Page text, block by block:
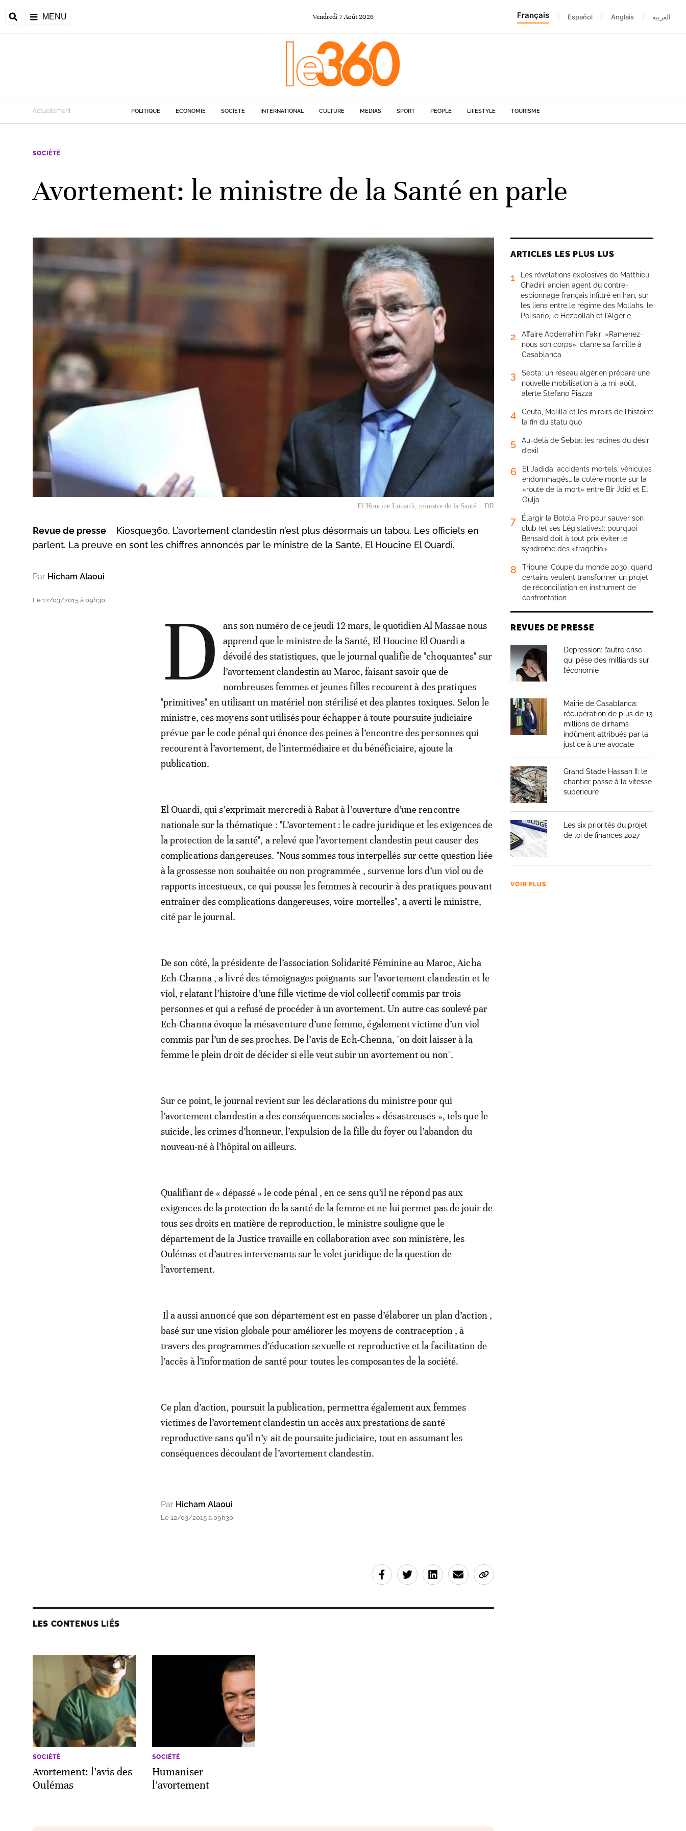
MENU Vendredi 7Août 2026 Français Español Anglais العربية
Actuellement POLITIQUE ECONOMIE SOCIÉTÉ INTERNATIONAL CULTURE MÉDIAS SPORT PEOPLE LIFESTYLE TOURISME
SOCIÉTÉ
Avortement: le ministre de la Santé en parle
El Houcine Louardi, ministre de la Santé. . DR
Revue de presse
Kiosque360. L’avortement clandestin n’est plus désormais un tabou. Les officiels en
parlent. La preuve en sont les chiffres annoncés par le ministre de la Santé, El Houcine El Ouardi.
Par Hicham Alaoui
Le 12/03/2015 à 09h30 D
ans son numéro de ce jeudi 12 mars, le quotidien Al Massae nous
apprend que le ministre de la Santé, El Houcine El Ouardi a
dévoilé des statistiques, que le journal qualifie de "choquantes" sur
l’avortement clandestin au Maroc, faisant savoir que de
nombreuses femmes et jeunes filles recourent à des pratiques
"primitives" en utilisant un matériel non stérilisé et des plantes toxiques. Selon le
ministre, ces moyens sont utilisés pour échapper à toute poursuite judiciaire
prévue par le code pénal qui énonce des peines à l’encontre des personnes qui
recourent à l’avortement, de l’intermédiaire et du bénéficiaire, ajoute la
publication.
El Ouardi, qui s’exprimait mercredi à Rabat à l’ouverture d’une rencontre
nationale sur la thématique : "L’avortement : le cadre juridique et les exigences de
la protection de la santé", a relevé que l’avortement clandestin peut causer des
complications dangereuses. "Nous sommes tous interpellés sur cette question liée
à la grossesse non souhaitée ou non programmée , survenue lors d’un viol ou de
rapports incestueux, ce qui pousse les femmes à recourir à des pratiques pouvant
entraîner des complications dangereuses, voire mortelles", a averti le ministre,
cité par le journal.
De son côté, la présidente de l’association Solidarité Féminine au Maroc, Aicha
Ech-Channa , a livré des témoignages poignants sur l’avortement clandestin et le
viol, relatant l’histoire d’une fille victime de viol collectif commis par trois
personnes et qui a refusé de procéder à un avortement. Un autre cas soulevé par
Ech-Channa évoque la mésaventure d’une femme, également victime d’un viol
commis par l’un de ses proches. De l’avis de Ech-Chenna, "on doit laisser à la
femme le plein droit de décider si elle veut subir un avortement ou non".
Sur ce point, le journal revient sur les déclarations du ministre pour qui
l’avortement clandestin a des conséquences sociales « désastreuses », tels que le
suicide, les crimes d’honneur, l’expulsion de la fille du foyer ou l’abandon du
nouveau-né à l’hôpital ou ailleurs.
Qualifiant de « dépassé » le code pénal , en ce sens qu’il ne répond pas aux
exigences de la protection de la santé de la femme et ne lui permet pas de jouir de
tous ses droits en matière de reproduction, le ministre souligne que le
département de la Justice travaille en collaboration avec son ministère, les
Oulémas et d’autres intervenants sur le volet juridique de la question de
l’avortement.
Il a aussi annoncé que son département est en passe d’élaborer un plan d’action ,
basé sur une vision globale pour améliorer les moyens de contraception , à
travers des programmes d’éducation sexuelle et reproductive et la facilitation de
l’accès à l’information de santé pour toutes les composantes de la société.
Ce plan d’action, poursuit la publication, permettra également aux femmes
victimes de l’avortement clandestin un accès aux prestations de santé
reproductive sans qu’il n’y ait de poursuite judiciaire, tout en assumant les
conséquences découlant de l’avortement clandestin.
Par Hicham Alaoui
Le 12/03/2015 à 09h30
LES CONTENUS LIÉS
SOCIÉTÉ
Avortement: l’avis des
Oulémas
SOCIÉTÉ
Humaniser
l’avortement
ARTICLES LES PLUS LUS
1
Les révélations explosives de Matthieu
Ghadiri, ancien agent du contre-
espionnage français infiltré en Iran, sur
les liens entre le régime des Mollahs, le
Polisario, le Hezbollah et l’Algérie
2
Affaire Abderrahim Fakir: «Ramenez-
nous son corps», clame sa famille à
Casablanca
3
Sebta: un réseau algérien prépare une
nouvelle mobilisation à la mi-août,
alerte Stefano Piazza
4
Ceuta, Melilla et les miroirs de l’histoire:
la fin du statu quo
5
Au-delà de Sebta: les racines du désir
d’exil
6
El Jadida: accidents mortels, véhicules
endommagés… la colère monte sur la
«route de la mort» entre Bir Jdid et El
Oulja
7
Élargir la Botola Pro pour sauver son
club (et ses Législatives): pourquoi
Bensaïd doit à tout prix éviter le
syndrome des «fraqchia»
8
Tribune. Coupe du monde 2030: quand
certains veulent transformer un projet
de réconciliation en instrument de
confrontation
REVUES DE PRESSE
Dépression: l’autre crise
qui pèse des milliards sur
l’économie
Mairie de Casablanca:
récupération de plus de 13
millions de dirhams
indûment attribués par la
justice à une avocate
Grand Stade Hassan II: le
chantier passe à la vitesse
supérieure
Les six priorités du projet
de loi de finances 2027
VOIR PLUS